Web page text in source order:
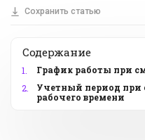
Сохранить статью
Содержание
1.
График работы при
2.
Учетный период при
рабочего времени